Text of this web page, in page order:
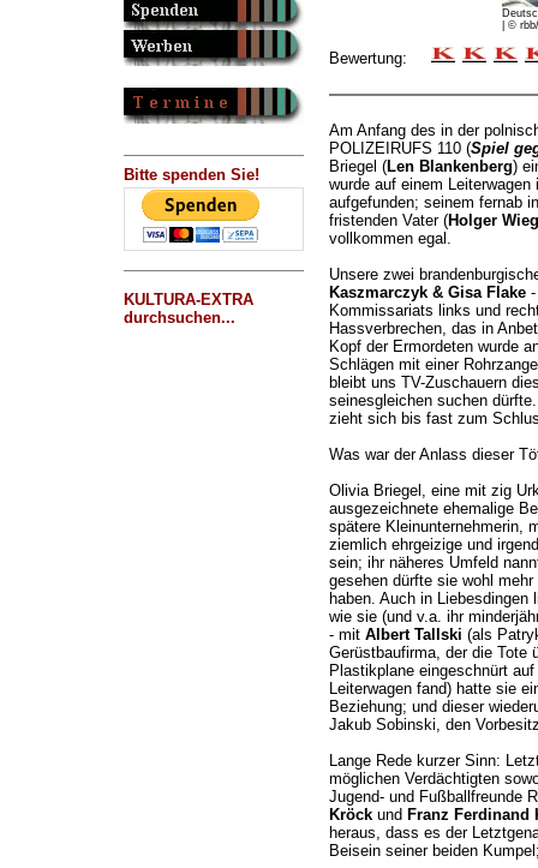
Bitte spenden Sie!
KULTURA-EXTRA
durchsuchen...
| ©
Bewertung:
Am Anfang des in der
POLIZEIRUFS 110 (Spiel
Briegel (Len Blankenberg)
wurde auf einem
aufgefunden; seinem fernab
fristenden Vater (Holger
vollkommen egal.
Unsere zwei
Kaszmarczyk & Gisa Flake-
Kommissariats links und
Hassverbrechen, das in
Kopf der Ermordeten wurde
Schlägen mit einer
bleibt uns TV-Zuschauern
seinesgleichen suchen
zieht sich bis fast zum
Was war der Anlass dieser
Olivia Briegel, eine mit zig
ausgezeichnete ehemalige
spätere Kleinunternehmerin,
ziemlich ehrgeizige und
sein; ihr näheres Umfeld
gesehen dürfte sie wohl
haben. Auch in
wie sie (und v.a. ihr
- mit Albert Tallski (als
Gerüstbaufirma, der die Tote
Plastikplane eingeschnürt
Leiterwagen fand) hatte sie
Beziehung; und dieser
Jakub Sobinski, den
Lange Rede kurzer Sinn:
möglichen Verdächtigten
Jugend- und Fußballfreunde
Kröckund Franz Ferdinand
heraus, dass es der
Beisein seiner beiden